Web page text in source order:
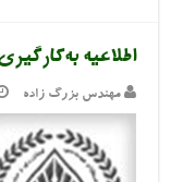
اطلاعیه
مهندس بزرگ زاده